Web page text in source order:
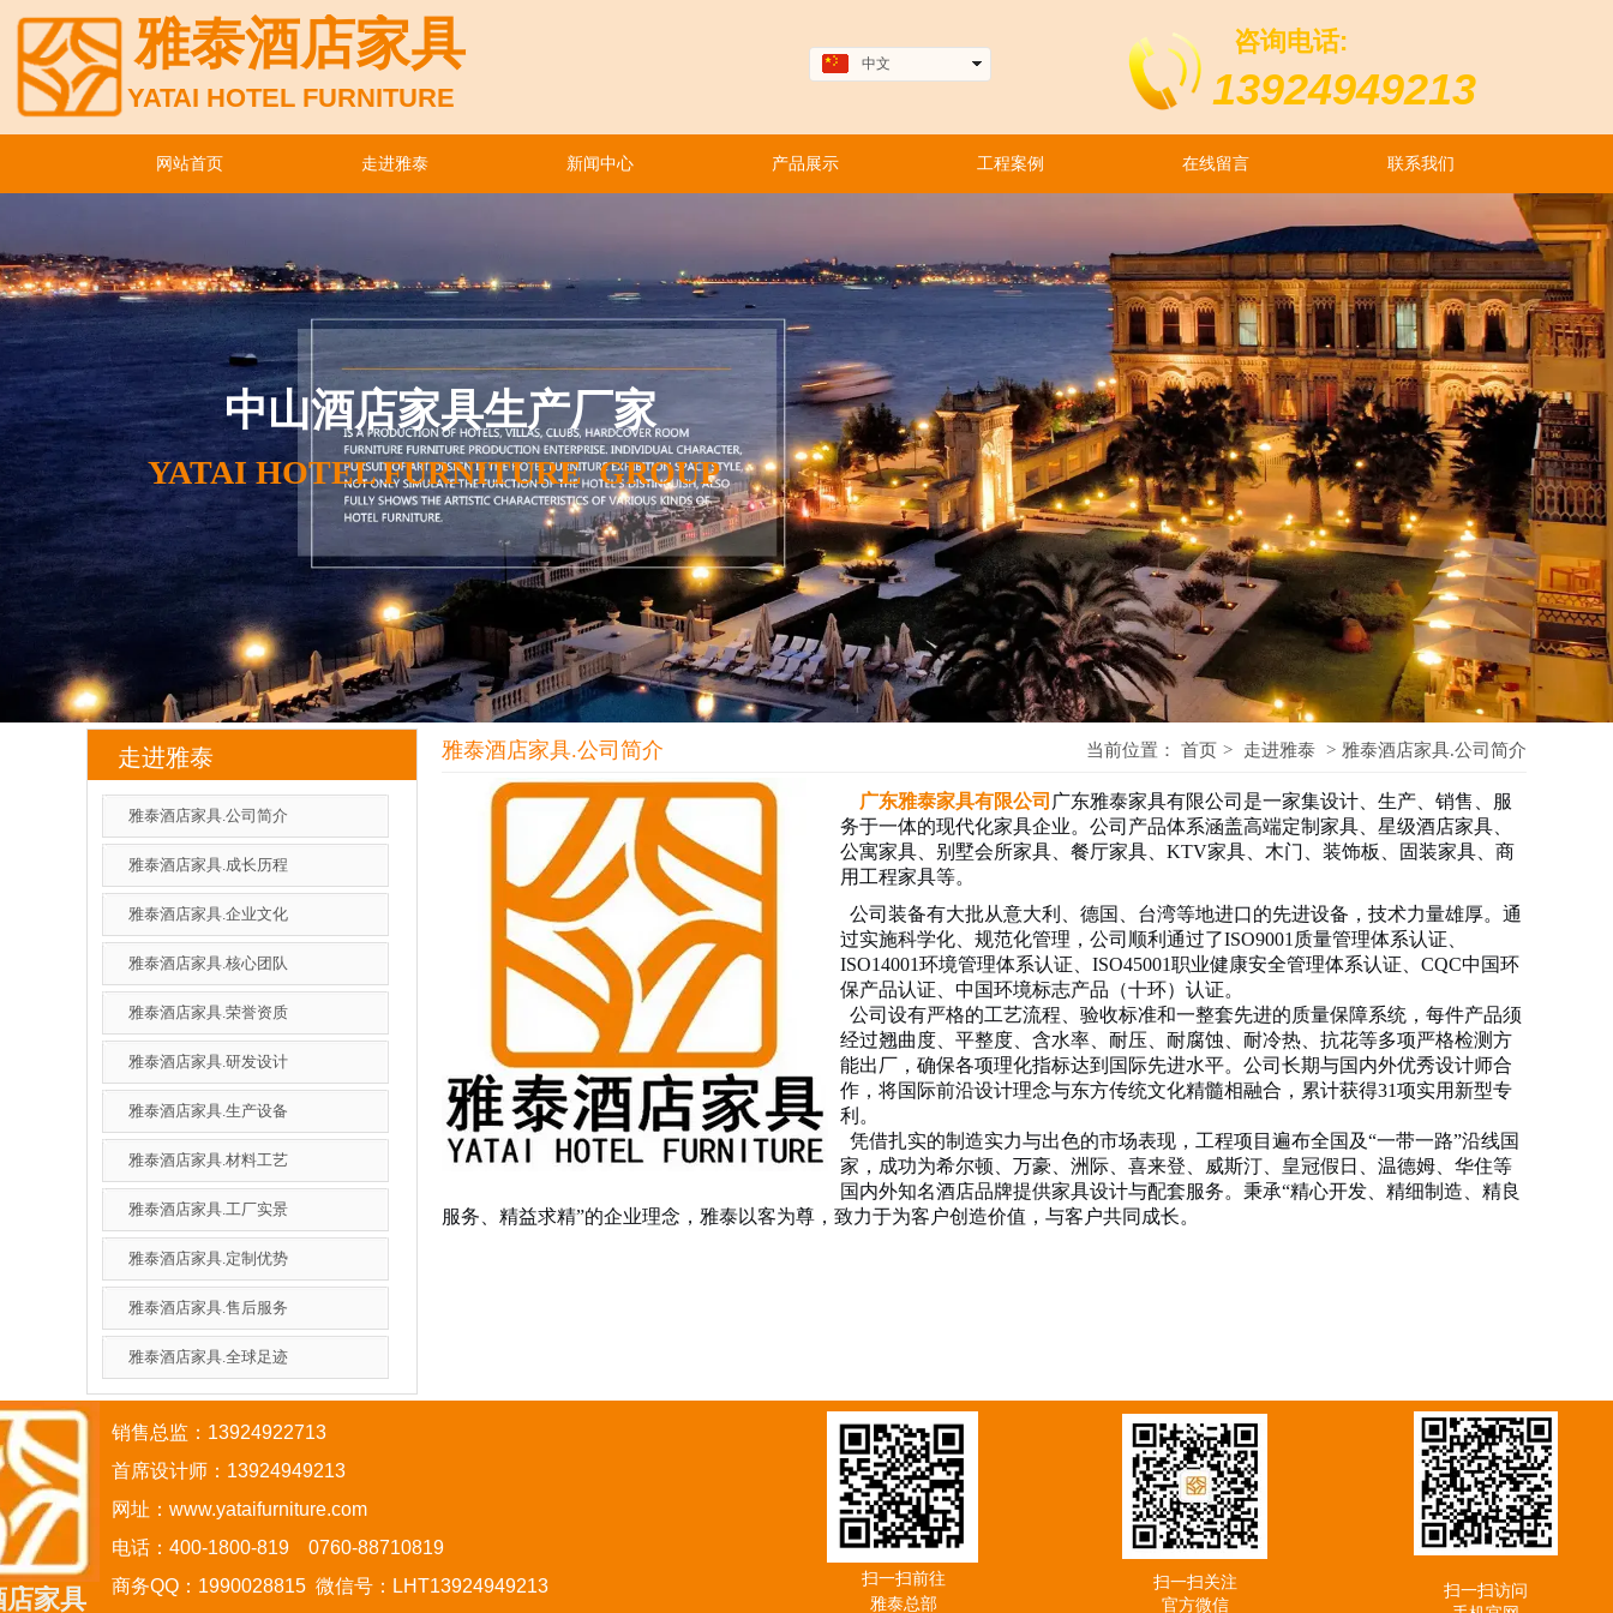
中文
中山酒店家具生产厂家
雅泰酒店家具
YATAI HOTEL FURNITURE
咨询电话:
13924949213
YATAI HOTEL FURNITURE GROUP
网站首页 走进雅泰 新闻中心 产品展示 工程案例 在线留言 联系我们
走进雅泰
雅泰酒店家具.公司简介
雅泰酒店家具.成长历程
雅泰酒店家具.企业文化
雅泰酒店家具.核心团队
雅泰酒店家具.荣誉资质
雅泰酒店家具.研发设计
雅泰酒店家具.生产设备
雅泰酒店家具.材料工艺
雅泰酒店家具.工厂实景
雅泰酒店家具.定制优势
雅泰酒店家具.售后服务
雅泰酒店家具.全球足迹
雅泰酒店家具.公司简介 当前位置： 首页 > 走进雅泰 > 雅泰酒店家具.公司简介
广东雅泰家具有限公司 广东雅泰家具有限公司是一家集设计、生产、销售、服
务于一体的现代化家具企业。 公司产品体系涵盖高端定制家具、星级酒店家具、
公寓家具、别墅会所家具、餐厅家具、KTV家具、木门、装饰板、固装家具、商
用工程家具等。
公司装备有大批从意大利、德国、台湾等地进口的先进设备，技术力量雄厚。通
过实施科学化、规范化管理，公司顺利通过了ISO9001质量管理体系认证、
ISO14001环境管理体系认证、ISO45001职业健康安全管理体系认证、CQC中国环
保产品认证、中国环境标志产品（十环）认证。
公司设有严格的工艺流程、验收标准和一整套先进的质量保障系统，每件产品须
经过翘曲度、平整度、含水率、耐压、耐腐蚀、耐冷热、抗花等多项严格检测方
能出厂，确保各项理化指标达到国际先进水平。公司长期与国内外优秀设计师合
作，将国际前沿设计理念与东方传统文化精髓相融合，累计获得31项实用新型专
利。
凭借扎实的制造实力与出色的市场表现，工程项目遍布全国及“一带一路”沿线国
家，成功为希尔顿、万豪、洲际、喜来登、威斯汀、皇冠假日、温德姆、华住等
国内外知名酒店品牌提供家具设计与配套服务。 秉承“精心开发、精细制造、精良
服务、精益求精”的企业理念，雅泰以客为尊，致力于为客户创造价值，与客户共同成长。
销售总监：13924922713
首席设计师：13924949213
网址： www.yataifurniture.com
电话： 400-1800-819 0760-88710819
商务QQ：1990028815 微信号：LHT13924949213
扫一扫关注
官方微信
扫一扫访问
扫一扫前往
雅泰总部
店家具